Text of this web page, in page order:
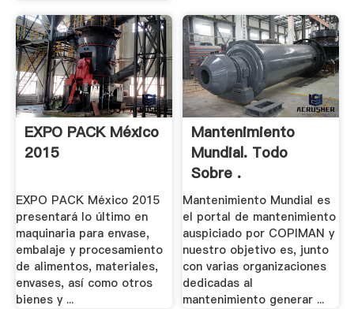
EXPO PACK México
2015
EXPO PACK México 2015
presentará lo último en
maquinaria para envase,
embalaje y procesamiento
de alimentos, materiales,
envases, así como otros
bienes y ...
Mantenimiento
Mundial. Todo
Sobre .
Mantenimiento Mundial es
el portal de mantenimiento
auspiciado por COPIMAN y
nuestro objetivo es, junto
con varias organizaciones
dedicadas al
mantenimiento generar ...